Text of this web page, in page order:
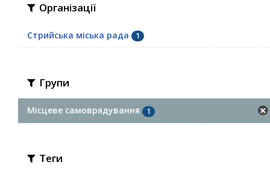
Організації
Стрийська міська рада 1
Групи
Місцеве самоврядування 1
Теги